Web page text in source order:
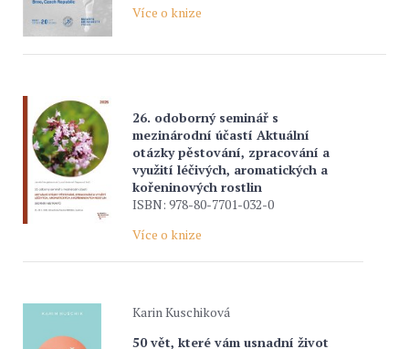
Více o knize
26. odoborný seminář s
mezinárodní účastí Aktuální
otázky pěstování, zpracování a
využití léčivých, aromatických a
kořeninových rostlin
ISBN: 978-80-7701-032-0
Více o knize
Karin Kuschiková
50 vět, které vám usnadní život